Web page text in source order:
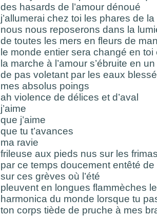
des hasards de l’amour dénoué
j’allumerai chez toi les phares de
nous nous reposerons dans la
de toutes les mers en fleurs de
le monde entier sera changé en toi
la marche à l’amour s’ébruite en
de pas voletant par les eaux
mes absolus poings
ah violence de délices et d’aval
j’aime
que j’aime
que tu t’avances
ma ravie
frileuse aux pieds nus sur les
par ce temps doucement entêté
sur ces grèves où l’été
pleuvent en longues flammèches
harmonica du monde lorsque tu
ton corps tiède de pruche à mes